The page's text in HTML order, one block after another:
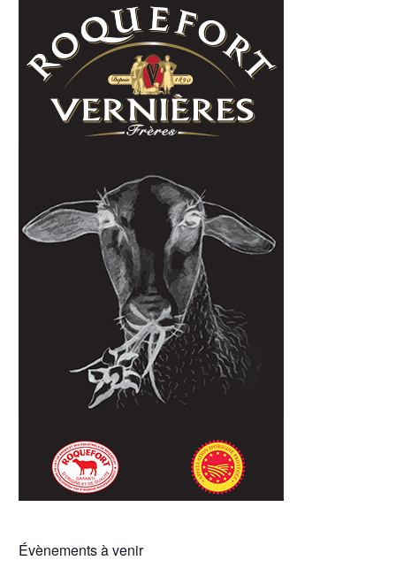
Évènements à venir